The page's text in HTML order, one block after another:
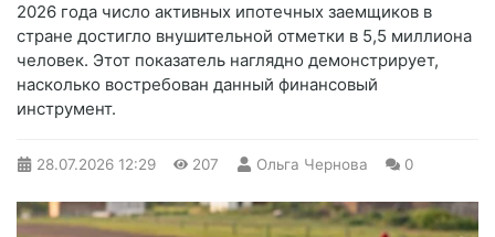
2026 года число активных ипотечных заемщиков в
стране достигло внушительной отметки в 5,5 миллиона
человек. Этот показатель наглядно демонстрирует,
насколько востребован данный финансовый
инструмент.
28.07.2026 12:29 207 Ольга Чернова 0